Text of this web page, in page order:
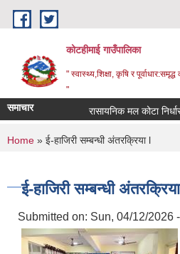
Skip to main content
कोटहीमाई गाउँपालिका
" स्वास्थ्य,शिक्षा, कृषि र
"
समाचार रासायनिक मल कोटा
You are here
Home » ई-हाजिरी सम्बन्धी अंतरक्रिया l
ई-हाजिरी सम्बन्धी अंतरक्रिया l
Submitted on: Sun, 04/12/2026